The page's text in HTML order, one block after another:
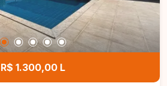
com a Delta Imóveis e agende
equipe está pronta para
os detalhes deste excelente
você na realização de um
R$ 1.300,00 L